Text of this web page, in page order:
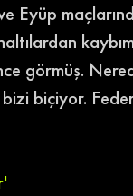
Eyüp
görmüş.
biçiyor.